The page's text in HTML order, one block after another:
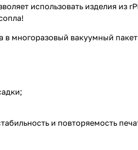
использовать изделия из
в многоразовый вакуумный
и повторяемость